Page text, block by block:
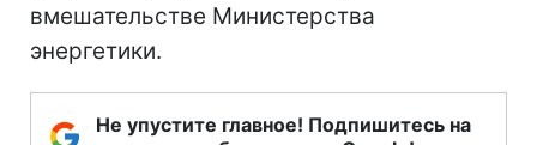
вмешательстве Министерства
энергетики.
Не упустите главное! Подпишитесь на